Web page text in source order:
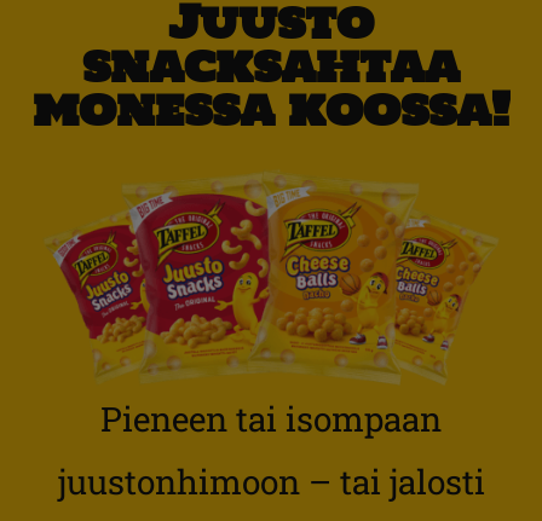
Juusto
snacksahtaa
monessa koossa!
Pieneen tai isompaan
juustonhimoon – tai jalosti